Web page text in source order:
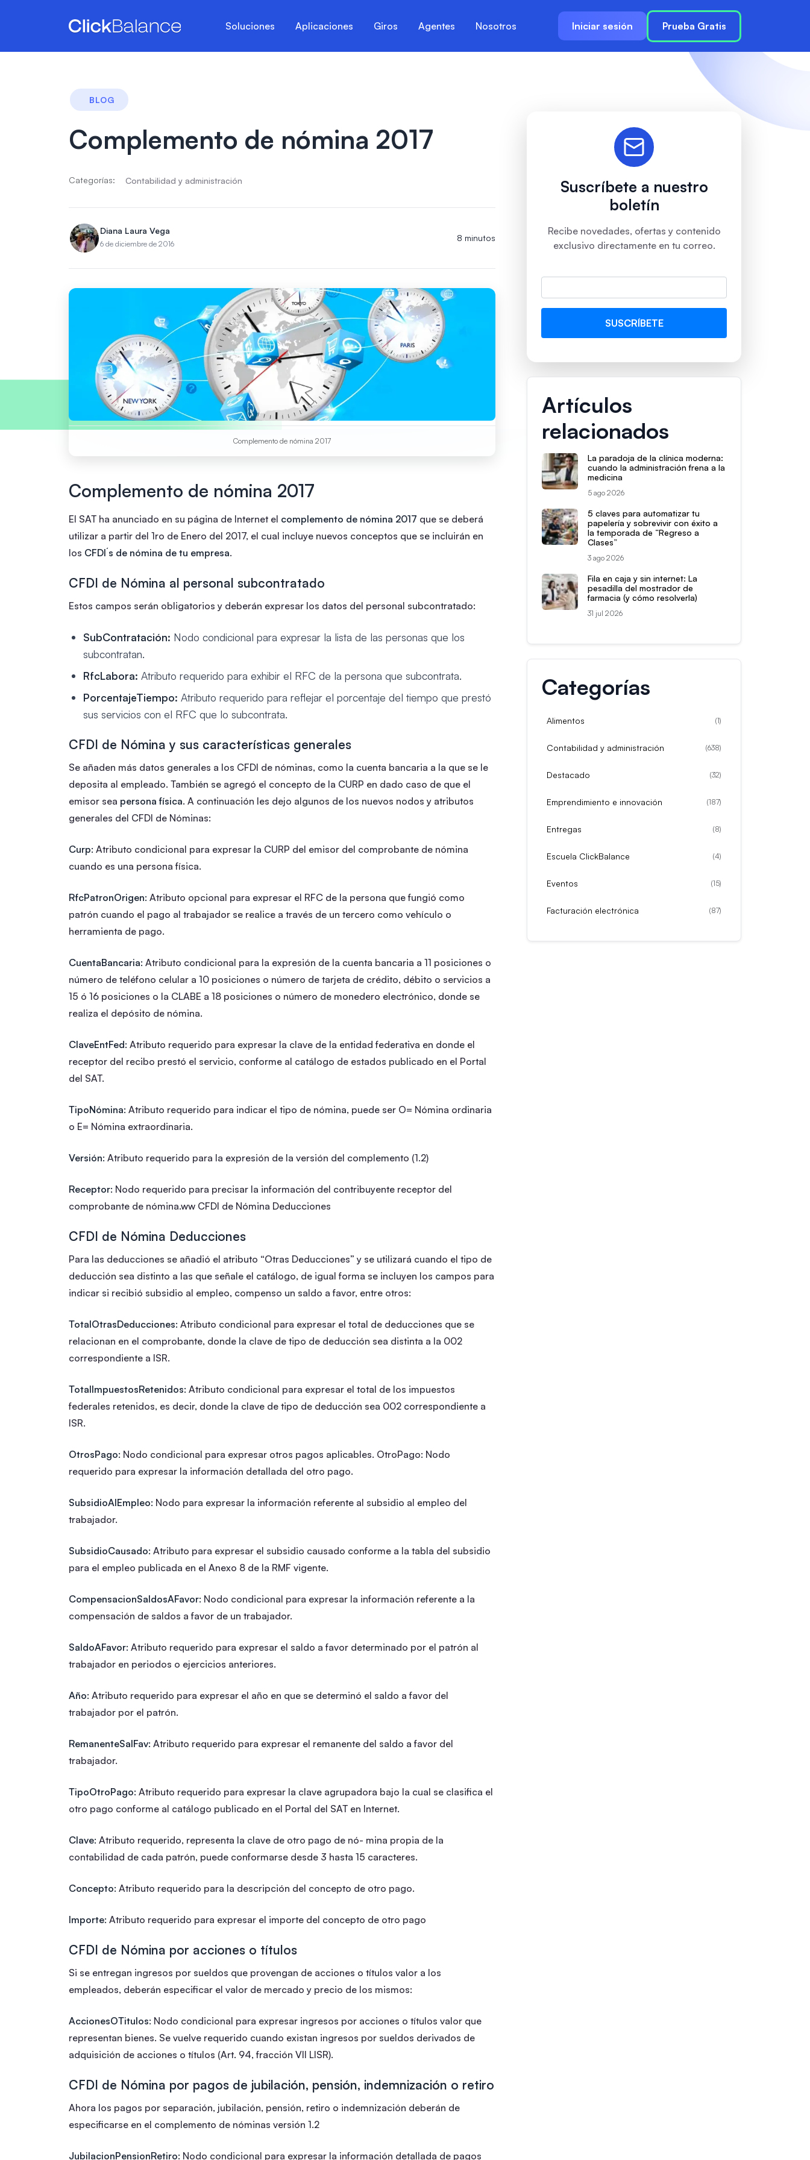
Soluciones Aplicaciones Giros Agentes Nosotros Iniciar sesión Prueba Gratis
BLOG
Complemento de nómina 2017
Categorías: Contabilidad y administración
Diana Laura Vega
6 de diciembre de 2016
8 minutos
Complemento de nómina 2017
Complemento de nómina 2017
El SAT ha anunciado en su página de Internet el complemento de nómina 2017 que se deberá
utilizar a partir del 1ro de Enero del 2017, el cual incluye nuevos conceptos que se incluirán en
los CFDI´s de nómina de tu empresa.
CFDI de Nómina al personal subcontratado
Estos campos serán obligatorios y deberán expresar los datos del personal subcontratado:
SubContratación: Nodo condicional para expresar la lista de las personas que los
subcontratan.
RfcLabora: Atributo requerido para exhibir el RFC de la persona que subcontrata.
PorcentajeTiempo: Atributo requerido para reflejar el porcentaje del tiempo que prestó
sus servicios con el RFC que lo subcontrata.
CFDI de Nómina y sus características generales
Se añaden más datos generales a los CFDI de nóminas, como la cuenta bancaria a la que se le
deposita al empleado. También se agregó el concepto de la CURP en dado caso de que el
emisor sea persona física. A continuación les dejo algunos de los nuevos nodos y atributos
generales del CFDI de Nóminas:
Curp: Atributo condicional para expresar la CURP del emisor del comprobante de nómina
cuando es una persona física.
RfcPatronOrigen: Atributo opcional para expresar el RFC de la persona que fungió como
patrón cuando el pago al trabajador se realice a través de un tercero como vehículo o
herramienta de pago.
CuentaBancaria: Atributo condicional para la expresión de la cuenta bancaria a 11 posiciones o
número de teléfono celular a 10 posiciones o número de tarjeta de crédito, débito o servicios a
15 ó 16 posiciones o la CLABE a 18 posiciones o número de monedero electrónico, donde se
realiza el depósito de nómina.
ClaveEntFed: Atributo requerido para expresar la clave de la entidad federativa en donde el
receptor del recibo prestó el servicio, conforme al catálogo de estados publicado en el Portal
del SAT.
TipoNómina: Atributo requerido para indicar el tipo de nómina, puede ser O= Nómina ordinaria
o E= Nómina extraordinaria.
Versión: Atributo requerido para la expresión de la versión del complemento (1.2)
Receptor: Nodo requerido para precisar la información del contribuyente receptor del
comprobante de nómina.ww CFDI de Nómina Deducciones
CFDI de Nómina Deducciones
Para las deducciones se añadió el atributo “Otras Deducciones” y se utilizará cuando el tipo de
deducción sea distinto a las que señale el catálogo, de igual forma se incluyen los campos para
indicar si recibió subsidio al empleo, compenso un saldo a favor, entre otros:
TotalOtrasDeducciones: Atributo condicional para expresar el total de deducciones que se
relacionan en el comprobante, donde la clave de tipo de deducción sea distinta a la 002
correspondiente a ISR.
TotalImpuestosRetenidos: Atributo condicional para expresar el total de los impuestos
federales retenidos, es decir, donde la clave de tipo de deducción sea 002 correspondiente a
ISR.
OtrosPago: Nodo condicional para expresar otros pagos aplicables. OtroPago: Nodo
requerido para expresar la información detallada del otro pago.
SubsidioAlEmpleo: Nodo para expresar la información referente al subsidio al empleo del
trabajador.
SubsidioCausado: Atributo para expresar el subsidio causado conforme a la tabla del subsidio
para el empleo publicada en el Anexo 8 de la RMF vigente.
CompensacionSaldosAFavor: Nodo condicional para expresar la información referente a la
compensación de saldos a favor de un trabajador.
SaldoAFavor: Atributo requerido para expresar el saldo a favor determinado por el patrón al
trabajador en periodos o ejercicios anteriores.
Año: Atributo requerido para expresar el año en que se determinó el saldo a favor del
trabajador por el patrón.
RemanenteSalFav: Atributo requerido para expresar el remanente del saldo a favor del
trabajador.
TipoOtroPago: Atributo requerido para expresar la clave agrupadora bajo la cual se clasifica el
otro pago conforme al catálogo publicado en el Portal del SAT en Internet.
Clave: Atributo requerido, representa la clave de otro pago de nó- mina propia de la
contabilidad de cada patrón, puede conformarse desde 3 hasta 15 caracteres.
Concepto: Atributo requerido para la descripción del concepto de otro pago.
Importe: Atributo requerido para expresar el importe del concepto de otro pago
CFDI de Nómina por acciones o títulos
Si se entregan ingresos por sueldos que provengan de acciones o títulos valor a los
empleados, deberán especificar el valor de mercado y precio de los mismos:
AccionesOTitulos: Nodo condicional para expresar ingresos por acciones o títulos valor que
representan bienes. Se vuelve requerido cuando existan ingresos por sueldos derivados de
adquisición de acciones o títulos (Art. 94, fracción VII LISR).
CFDI de Nómina por pagos de jubilación, pensión, indemnización o retiro
Ahora los pagos por separación, jubilación, pensión, retiro o indemnización deberán de
especificarse en el complemento de nóminas versión 1.2
JubilacionPensionRetiro: Nodo condicional para expresar la información detallada de pagos
Suscríbete a nuestro
boletín
Recibe novedades, ofertas y contenido
exclusivo directamente en tu correo.
Artículos
relacionados
La paradoja de la clínica moderna:
cuando la administración frena a la
medicina
5 ago 2026
5 claves para automatizar tu
papelería y sobrevivir con éxito a
la temporada de “Regreso a
Clases”
3 ago 2026
Fila en caja y sin internet: La
pesadilla del mostrador de
farmacia (y cómo resolverla)
31 jul 2026
Categorías
Alimentos (1)
Contabilidad y administración (638)
Destacado (32)
Emprendimiento e innovación (187)
Entregas (8)
Escuela ClickBalance (4)
Eventos (15)
Facturación electrónica (87)